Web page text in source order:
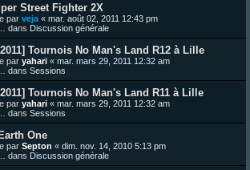
Street Fighter 2X
par veja « mar. août 02, 2011 12:43 pm
dans Discussion générale
Tournois No Man's Land R12 à Lille
par yahari « mar. mars 29, 2011 12:32 am
dans Sessions
Tournois No Man's Land R11 à Lille
par yahari « mar. mars 29, 2011 12:32 am
dans Sessions
One
par Septon « dim. nov. 14, 2010 5:13 pm
dans Discussion générale